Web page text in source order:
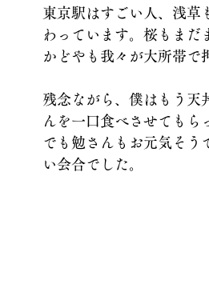
東京駅はすごい人、浅草
わっています。桜もまだ
かどやも我々が大所帯で
残念ながら、僕はもう天
んを一口食べさせてもら
でも勉さんもお元気そう
い会合でした。